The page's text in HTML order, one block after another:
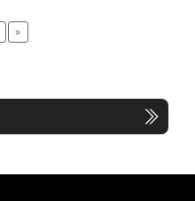
»